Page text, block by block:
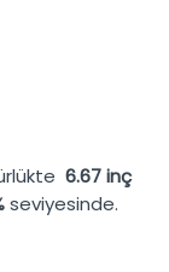
6.67 inç
seviyesinde.